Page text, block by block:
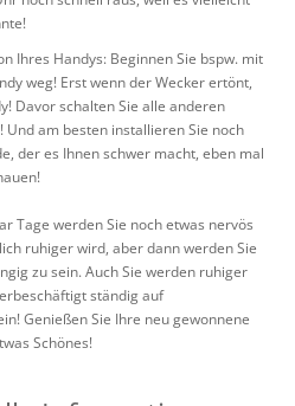
Ihres Handys: Beginnen Sie bspw. mit
weg! Erst wenn der Wecker ertönt,
Davor schalten Sie alle anderen
am besten installieren Sie noch
der es Ihnen schwer macht, eben mal
Tage werden Sie noch etwas nervös
ruhiger wird, aber dann werden Sie
zu sein. Auch Sie werden ruhiger
ständig auf
Genießen Sie Ihre neu gewonnene
Schönes!